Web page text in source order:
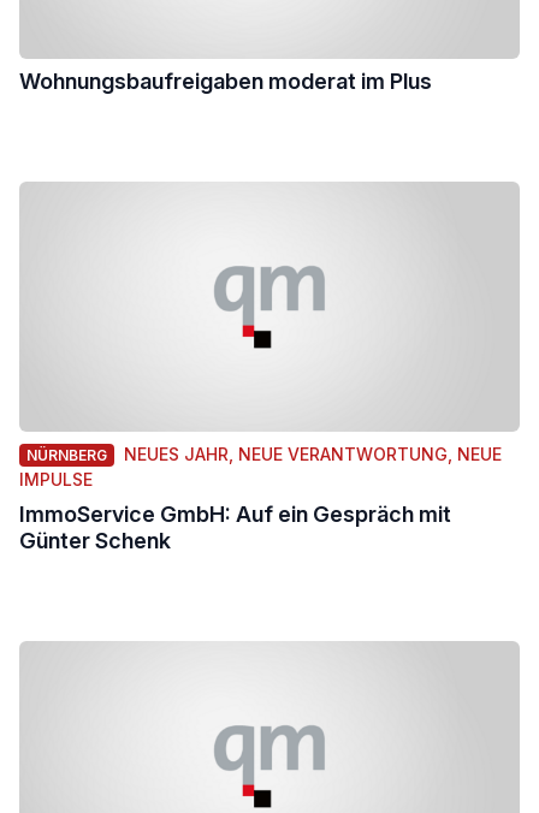
Wohnungsbaufreigaben moderat im Plus
NÜRNBERG
NEUES JAHR, NEUE VERANTWORTUNG, NEUE
IMPULSE
ImmoService GmbH: Auf ein Gespräch mit
Günter Schenk